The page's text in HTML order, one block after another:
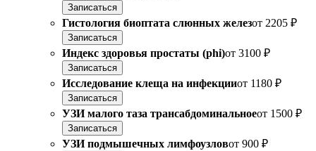
Записаться
Гистология биоптата слюнных железот 2205 ₽
Записаться
Индекс здоровья простаты (phi)от 3100 ₽
Записаться
Исследование клеща на инфекцииот 1180 ₽
Записаться
УЗИ малого таза трансабдоминальноеот 1500 ₽
Записаться
УЗИ подмышечных лимфоузловот 900 ₽